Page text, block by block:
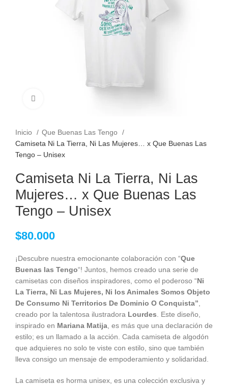
Inicio
Que Buenas Las Tengo
Camiseta Ni La Tierra, Ni Las Mujeres… x Que Buenas Las
Tengo – Unisex
Camiseta Ni La Tierra, Ni Las
Mujeres… x Que Buenas Las
Tengo – Unisex
$80.000
¡Descubre nuestra emocionante colaboración con “Que
Buenas las Tengo“! Juntos, hemos creado una serie de
camisetas con diseños inspiradores, como el poderoso “Ni
La Tierra, Ni Las Mujeres, Ni los Animales Somos Objeto
De Consumo Ni Territorios De Dominio O Conquista”
creado por la talentosa ilustradora Lourdes . Este diseño,
inspirado en Mariana Matija , es más que una declaración de
estilo; es un llamado a la acción. Cada camiseta de algodón
que adquieres no solo te viste con estilo, sino que también
lleva consigo un mensaje de empoderamiento y solidaridad.
La camiseta es horma unisex, es una colección exclusiva y